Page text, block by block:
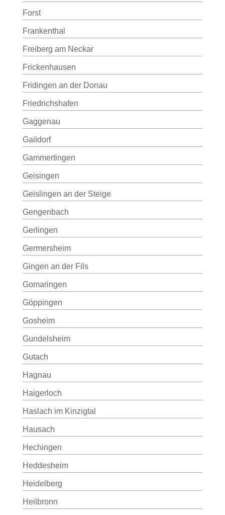
Forst
Frankenthal
Freiberg am Neckar
Frickenhausen
Fridingen an der Donau
Friedrichshafen
Gaggenau
Gaildorf
Gammertingen
Geisingen
Geislingen an der Steige
Gengenbach
Gerlingen
Germersheim
Gingen an der Fils
Gomaringen
Göppingen
Gosheim
Gundelsheim
Gutach
Hagnau
Haigerloch
Haslach im Kinzigtal
Hausach
Hechingen
Heddesheim
Heidelberg
Heilbronn